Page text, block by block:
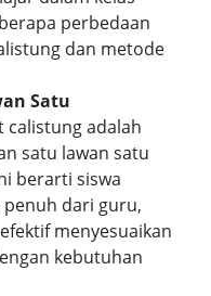
perbedaan
dan metode
Satu
calistung adalah
satu lawan satu
berarti siswa
dari guru,
menyesuaikan
kebutuhan